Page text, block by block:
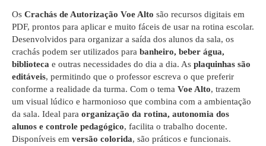
Os Crachás de Autorização Voe Alto são recursos digitais em
PDF, prontos para aplicar e muito fáceis de usar na rotina escolar.
Desenvolvidos para organizar a saída dos alunos da sala, os
crachás podem ser utilizados para banheiro, beber água,
biblioteca e outras necessidades do dia a dia. As plaquinhas são
editáveis, permitindo que o professor escreva o que preferir
conforme a realidade da turma. Com o tema Voe Alto, trazem
um visual lúdico e harmonioso que combina com a ambientação
da sala. Ideal para organização da rotina, autonomia dos
alunos e controle pedagógico, facilita o trabalho docente.
Disponíveis em versão colorida, são práticos e funcionais.